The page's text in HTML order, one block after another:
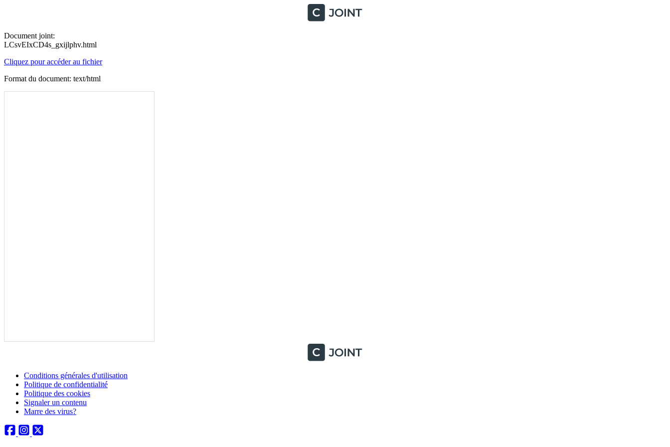
Document joint:
LCsvEIxCD4s_gxijlphv.html
Cliquez pour accéder au fichier
Format du document: text/html
Conditions générales d'utilisation
Politique de confidentialité
Politique des cookies
Signaler un contenu
Marre des virus?